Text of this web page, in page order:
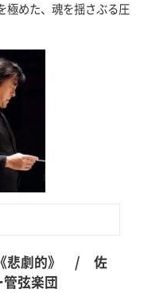
極めた、魂を揺さぶる圧
《悲劇的》 / 佐
弦楽団